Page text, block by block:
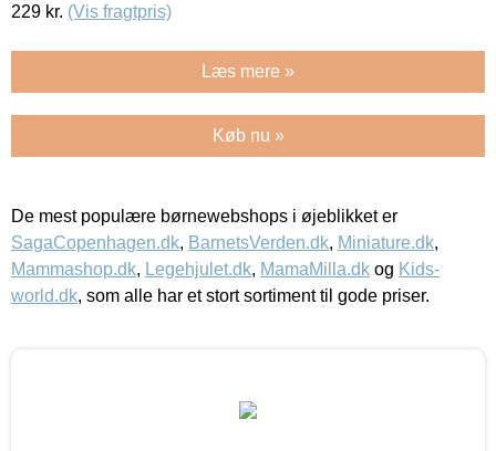
229 kr. (Vis fragtpris)
Læs mere »
Køb nu »
De mest populære børnewebshops i øjeblikket er
SagaCopenhagen.dk, BarnetsVerden.dk, Miniature.dk,
Mammashop.dk, Legehjulet.dk, MamaMilla.dk og Kids-
world.dk, som alle har et stort sortiment til gode priser.